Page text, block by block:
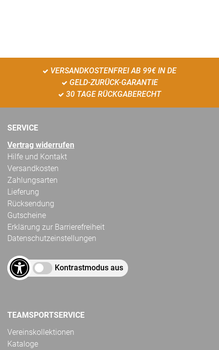
VERSANDKOSTENFREI AB 99€ IN DE
GELD-ZURÜCK-GARANTIE
30 TAGE RÜCKGABERECHT
SERVICE
Vertrag widerrufen
Hilfe und Kontakt
Versandkosten
Zahlungsarten
Lieferung
Rücksendung
Gutscheine
Erklärung zur Barrierefreiheit
Datenschutzeinstellungen
Kontrastmodus aus
TEAMSPORTSERVICE
Vereinskollektionen
Kataloge